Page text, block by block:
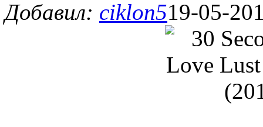
Добавил: ciklon519-05-